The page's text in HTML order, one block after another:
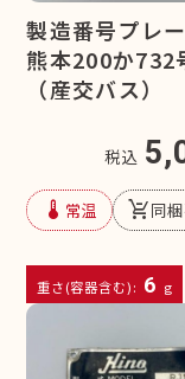
製造番号プレ
熊本200か732
（産交バス）
税込
device_thermostat 常温 remove_shopping_cart同
重さ(容器含む): 6 g